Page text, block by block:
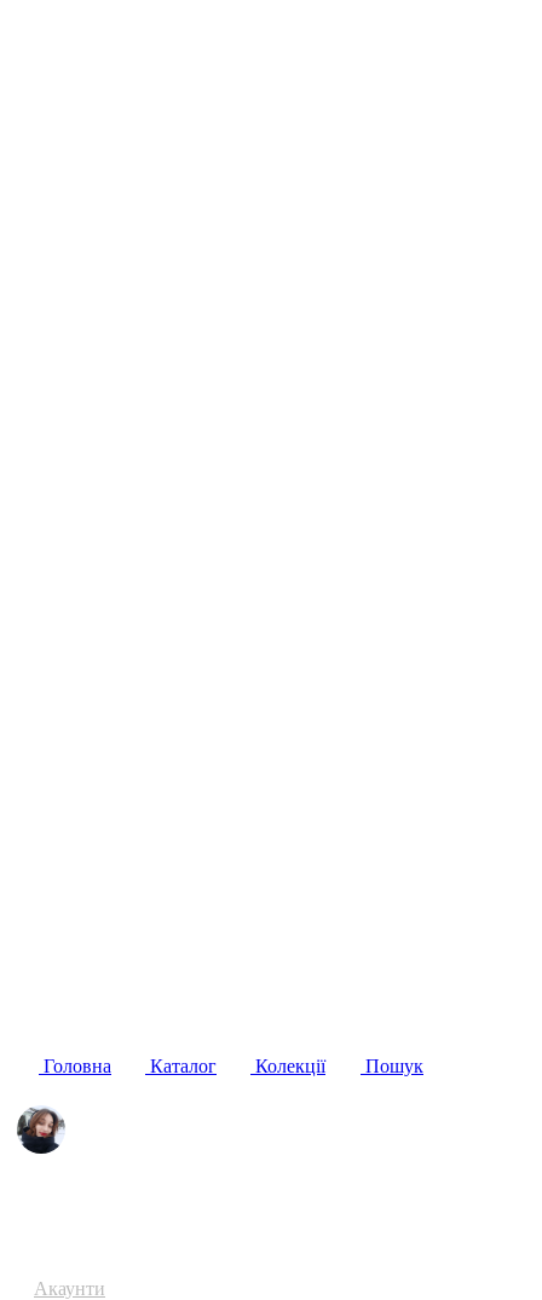
Головна Каталог Колекції Пошук
Акаунти